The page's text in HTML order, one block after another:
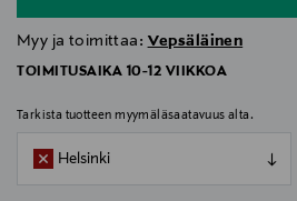
Myy ja toimittaa: Vepsäläinen
TOIMITUSAIKA 10-12 VIIKKOA
Tarkista tuotteen myymäläsaatavuus alta.
Helsinki